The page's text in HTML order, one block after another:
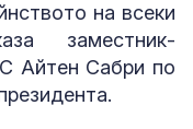
на всеки
заместник-
Айтен Сабри по